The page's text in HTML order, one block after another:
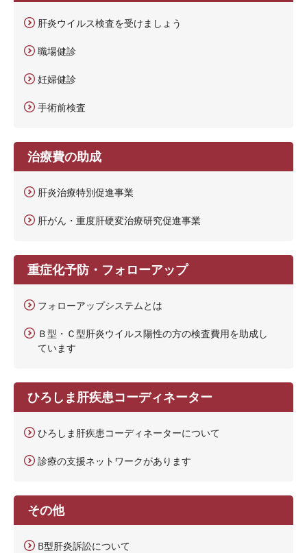
肝炎ウイルス検査を受けましょう
職場健診
妊婦健診
手術前検査
治療費の助成
肝炎治療特別促進事業
肝がん・重度肝硬変治療研究促進事業
重症化予防・フォローアップ
フォローアップシステムとは
Ｂ型・Ｃ型肝炎ウイルス陽性の方の検査費用を助成し
ています
ひろしま肝疾患コーディネーター
ひろしま肝疾患コーディネーターについて
診療の支援ネットワークがあります
その他
B型肝炎訴訟について